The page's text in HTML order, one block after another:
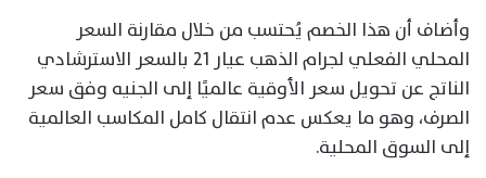
وأضاف أن هذا الخصم يُحتسب من خلال مقارنة السعر
المحلي الفعلي لجرام الذهب عيار 21 بالسعر الاسترشادي
الناتج عن تحويل سعر الأوقية عالميًا إلى الجنيه وفق سعر
الصرف، وهو ما يعكس عدم انتقال كامل المكاسب العالمية
إلى السوق المحلية.